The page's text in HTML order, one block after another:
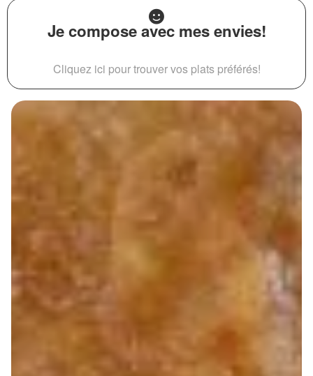
Je compose avec mes envies!
Cliquez ici pour trouver vos plats préférés!